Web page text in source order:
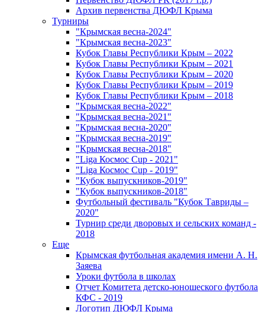
Архив первенства ДЮФЛ Крыма
Турниры
"Крымская весна-2024"
"Крымская весна-2023"
Кубок Главы Республики Крым – 2022
Кубок Главы Республики Крым – 2021
Кубок Главы Республики Крым – 2020
Кубок Главы Республики Крым – 2019
Кубок Главы Республики Крым – 2018
"Крымская весна-2022"
"Крымская весна-2021"
"Крымская весна-2020"
"Крымская весна-2019"
"Крымская весна-2018"
"Liga Космос Cup - 2021"
"Liga Космос Cup - 2019"
"Кубок выпускников-2019"
"Кубок выпускников-2018"
Футбольный фестиваль "Кубок Тавриды –
2020"
Турнир среди дворовых и сельских команд -
2018
Еще
Крымская футбольная академия имени А. Н.
Заяева
Уроки футбола в школах
Отчет Комитета детско-юношеского футбола
КФС - 2019
Логотип ДЮФЛ Крыма